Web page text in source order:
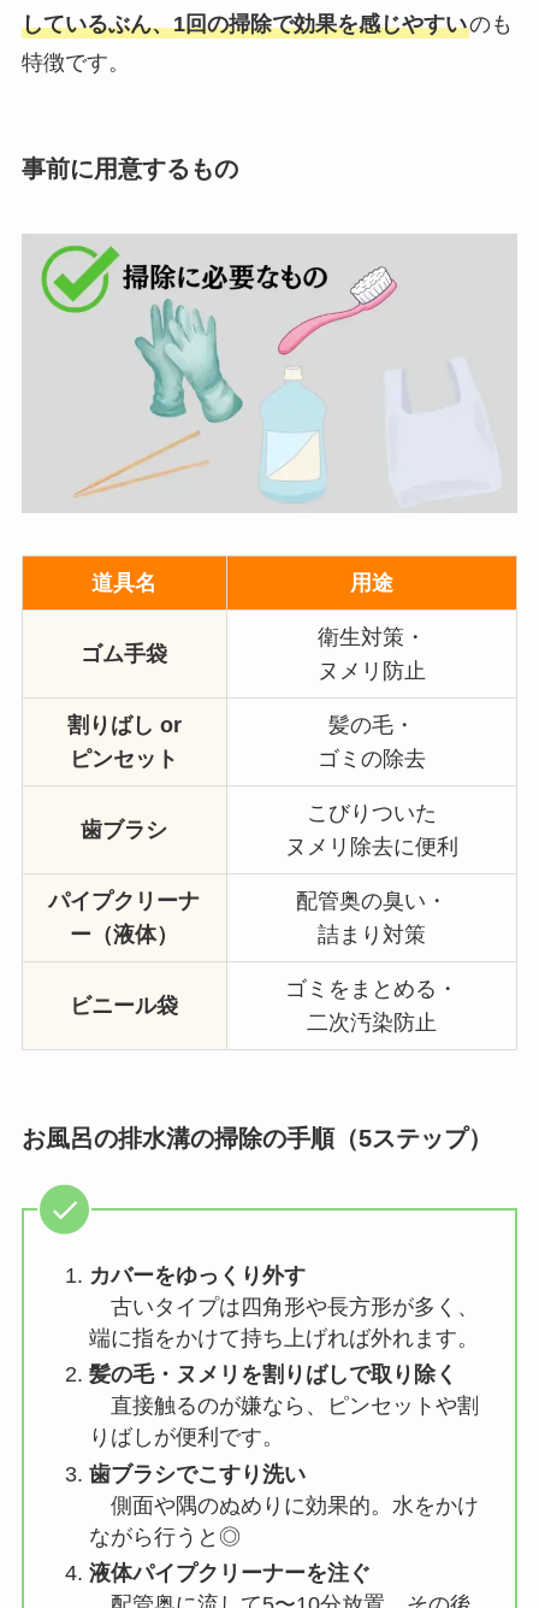
しているぶん、1回の掃除で効果を感じやすいのも
特徴です。
事前に用意するもの
道具名 用途
ゴム手袋
衛生対策・
ヌメリ防止
割りばし or
ピンセット
髪の毛・
ゴミの除去
歯ブラシ
こびりついた
ヌメリ除去に便利
パイプクリーナ
ー（液体）
配管奥の臭い・
詰まり対策
ビニール袋
ゴミをまとめる・
二次汚染防止
お風呂の排水溝の掃除の手順（5ステップ）
カバーをゆっくり外す
古いタイプは四角形や長方形が多く、
端に指をかけて持ち上げれば外れます。
髪の毛・ヌメリを割りばしで取り除く
直接触るのが嫌なら、ピンセットや割
りばしが便利です。
歯ブラシでこすり洗い
側面や隅のぬめりに効果的。水をかけ
ながら行うと◎
液体パイプクリーナーを注ぐ